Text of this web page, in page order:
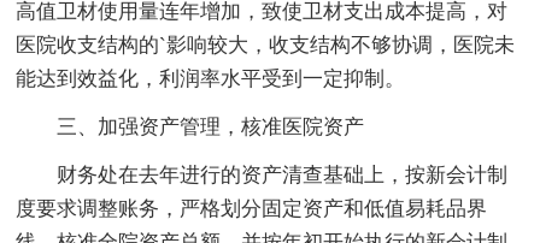
高值卫材使用量连年增加，致使卫材支出成本提高，对
医院收支结构的`影响较大，收支结构不够协调，医院未
能达到效益化，利润率水平受到一定抑制。
三、加强资产管理，核准医院资产
财务处在去年进行的资产清查基础上，按新会计制
度要求调整账务，严格划分固定资产和低值易耗品界